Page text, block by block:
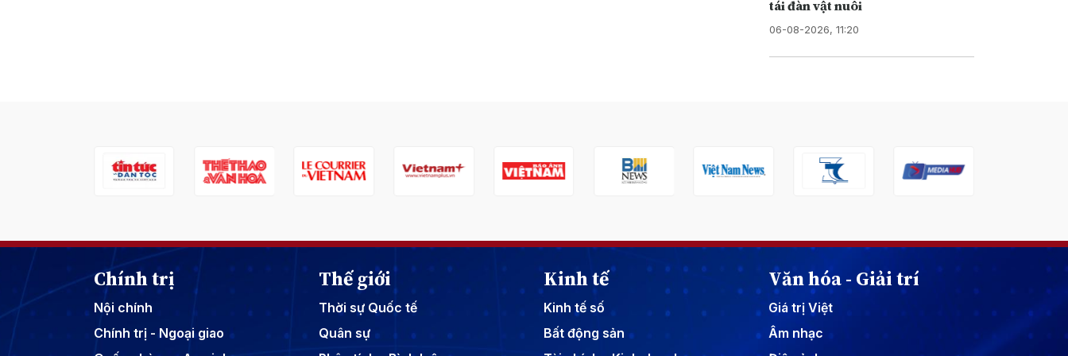
tái đàn vật nuôi
06-08-2026, 11:20
Chính trị
Nội chính
Chính trị - Ngoại giao
Thế giới
Thời sự Quốc tế
Quân sự
Kinh tế
Kinh tế số
Bất động sản
Văn hóa - Giải trí
Giá trị Việt
Âm nhạc